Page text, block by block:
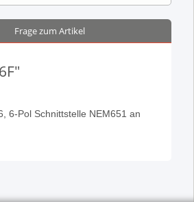
Frage zum Artikel
6-Pol Schnittstelle NEM651 an